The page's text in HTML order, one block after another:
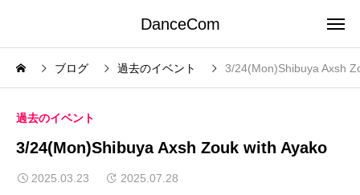
DanceCom
ブログ 過去のイベント 3/24(Mon)Shibuya Axsh
過去のイベント
3/24(Mon)Shibuya Axsh Zouk with Ayako
2025.03.23 2025.07.28